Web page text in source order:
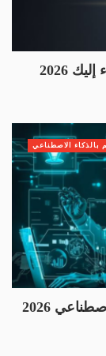
2026
2026
بالذكاء الاصطناعي